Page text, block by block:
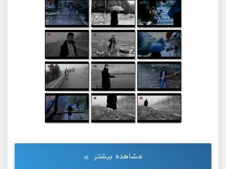
مشاهده بیشتر